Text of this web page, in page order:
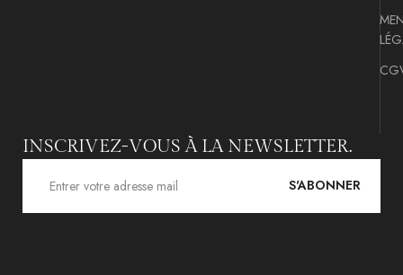
INSCRIVEZ-VOUS À LA NEWSLETTER.
S'ABONNER